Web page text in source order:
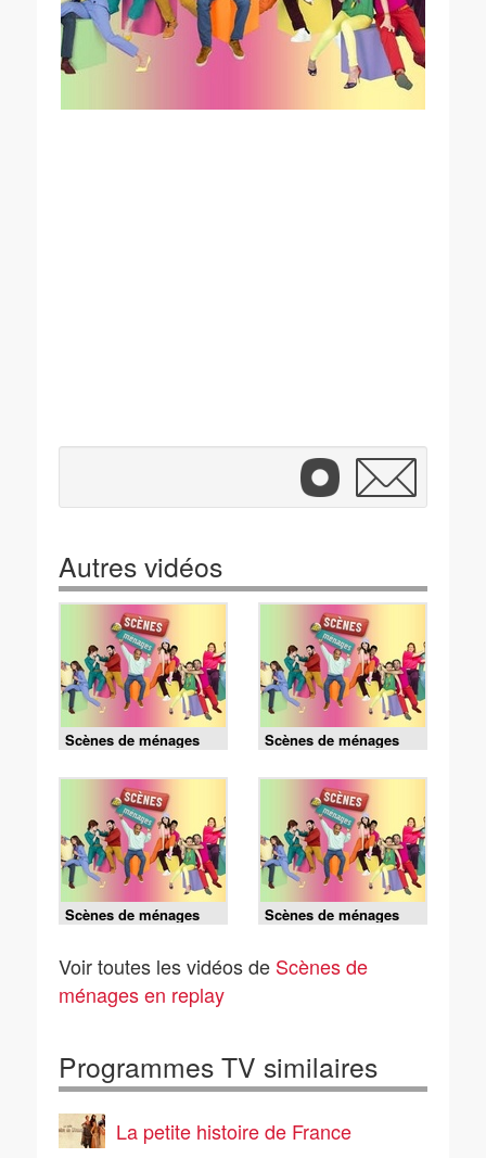
Autres vidéos
Scènes de ménages
20h35 2/08/26
Scènes de ménages
20h35 1/08/26
Scènes de ménages
20h35 26/07/26
Scènes de ménages
20h35 25/07/26
Voir toutes les vidéos de Scènes de
ménages en replay
Programmes TV similaires
La petite histoire de France